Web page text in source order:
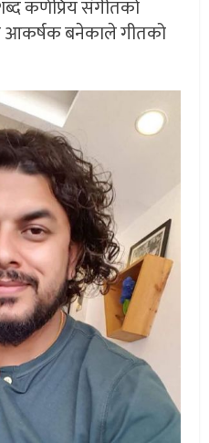
कर्णप्रिय संगीतको
आकर्षक बनेकाले गीतको